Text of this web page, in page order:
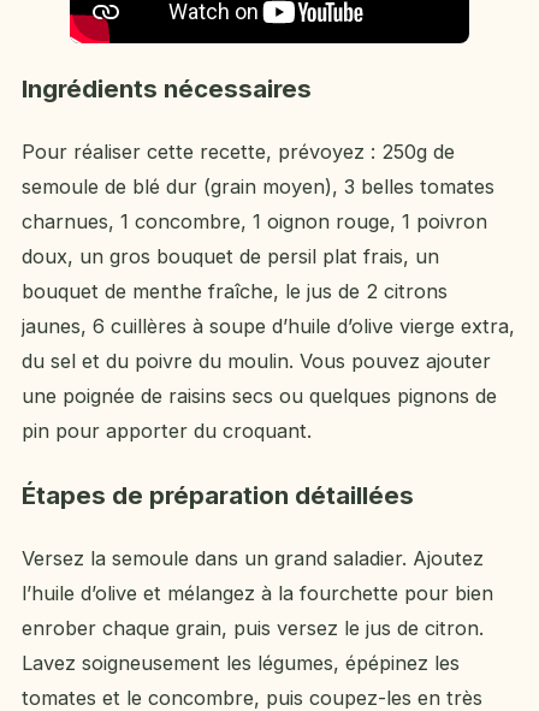
Ingrédients nécessaires
Pour réaliser cette recette, prévoyez : 250g de
semoule de blé dur (grain moyen), 3 belles tomates
charnues, 1 concombre, 1 oignon rouge, 1 poivron
doux, un gros bouquet de persil plat frais, un
bouquet de menthe fraîche, le jus de 2 citrons
jaunes, 6 cuillères à soupe d’huile d’olive vierge extra,
du sel et du poivre du moulin. Vous pouvez ajouter
une poignée de raisins secs ou quelques pignons de
pin pour apporter du croquant.
Étapes de préparation détaillées
Versez la semoule dans un grand saladier. Ajoutez
l’huile d’olive et mélangez à la fourchette pour bien
enrober chaque grain, puis versez le jus de citron.
Lavez soigneusement les légumes, épépinez les
tomates et le concombre, puis coupez-les en très